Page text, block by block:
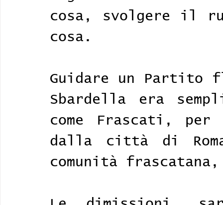
cosa, svolgere il
cosa.
Guidare un Partito
Sbardella era
come Frascati, per
dalla città di
comunità